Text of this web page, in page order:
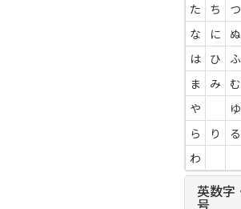
た
ち つ
な
に ぬ
は
ひ ふ
ま
み む
や
ゆ
ら
り る
わ
英数字
号